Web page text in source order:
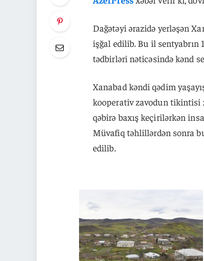
Dağətəyi ərazidə yerləşən
işğal edilib. Bu il sentyabrın
tədbirləri nəticəsində kənd
Xanabad kəndi qədim
kooperativ zavodun tikintisi
qəbirə baxış keçirilərkən
Müvafiq təhlillərdən sonra
edilib.